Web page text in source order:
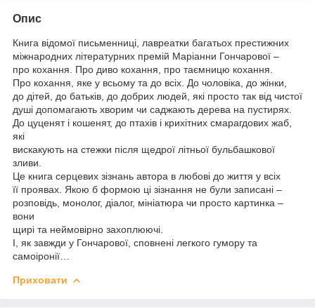
Опис
Книга відомої письменниці, лавреатки багатьох престижних
міжнародних літературних премій Маріанни Гончарової –
про кохання. Про диво кохання, про таємницю кохання.
Про кохання, яке у всьому та до всіх. До чоловіка, до жінки,
до дітей, до батьків, до добрих людей, які просто так від чистої
душі допомагають хворим чи саджають дерева на пустирях.
До цуценят і кошенят, до птахів і крихітних смарагдових жаб,
які
вискакують на стежки після щедрої літньої бульбашкової
зливи.
Це книга серцевих зізнань автора в любові до життя у всіх
її проявах. Якою б формою ці зізнання не були записані –
розповідь, монолог, діалог, мініатюра чи просто картинка –
вони
щирі та неймовірно захоплюючі.
І, як завжди у Гончарової, сповнені легкого гумору та
самоіронії…
Приховати